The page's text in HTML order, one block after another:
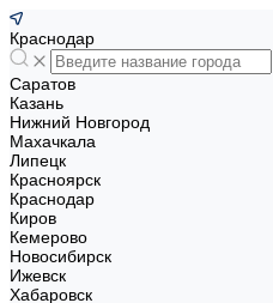
Краснодар
Саратов
Казань
Нижний Новгород
Махачкала
Липецк
Красноярск
Краснодар
Киров
Кемерово
Новосибирск
Ижевск
Хабаровск